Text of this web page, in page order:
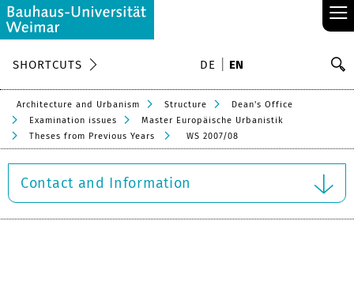
≡
SHORTCUTS DE EN
Architecture and Urbanism Structure
Dean's Office
Examination issues
Master Europäische Urbanistik
Theses from Previous Years
WS 2007/08
Contact and Information